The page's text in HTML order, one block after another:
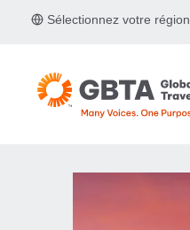
Sélectionnez votre région